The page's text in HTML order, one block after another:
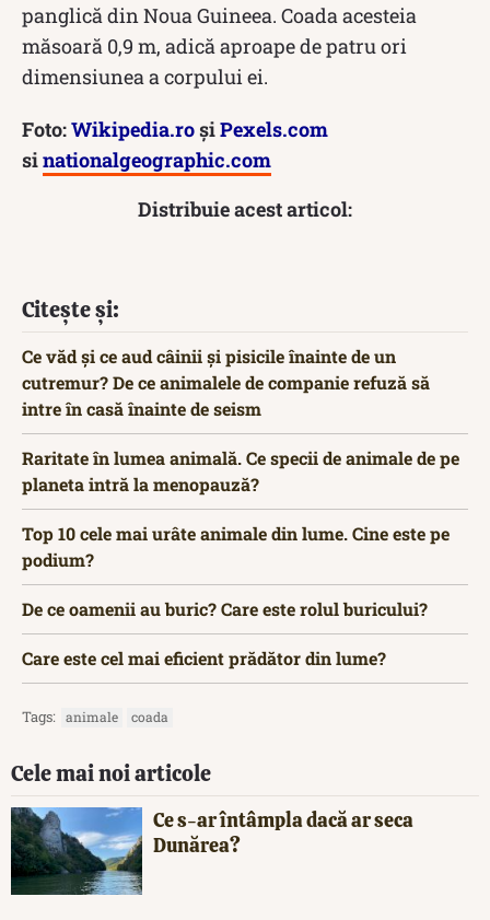
panglică din Noua Guineea. Coada acesteia
măsoară 0,9 m, adică aproape de patru ori
dimensiunea a corpului ei.
Foto:Wikipedia.roșiPexels.com
sinationalgeographic.com
Distribuie acest articol:
Citește și:
Ce văd și ce aud câinii și pisicile înainte de un
cutremur? De ce animalele de companie refuză să
intre în casă înainte de seism
Raritate în lumea animală. Ce specii de animale de pe
planeta intră la menopauză?
Top 10 cele mai urâte animale din lume. Cine este pe
podium?
De ce oamenii au buric? Care este rolul buricului?
Care este cel mai eficient prădător din lume?
Tags: animale coada
Cele mai noi articole
Ce s-ar întâmpla dacă ar seca
Dunărea?